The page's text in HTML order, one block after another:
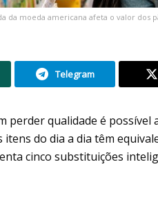
da moeda americana afeta o valor dos
Telegram
perder qualidade é
itens do dia a dia têm
cinco substituições